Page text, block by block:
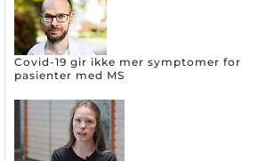
Covid-19 gir ikke mer symptomer for
pasienter med MS